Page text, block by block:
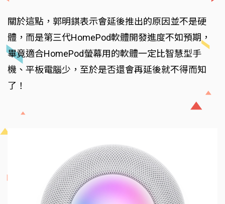
關於這點，郭明錤表示會延後推出的原因並不是硬
體，而是第三代HomePod軟體開發進度不如預期，
畢竟適合HomePod螢幕用的軟體一定比智慧型手
機、平板電腦少，至於是否還會再延後就不得而知
了！